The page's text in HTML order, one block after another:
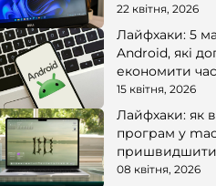
22 квітня, 2026
Лайфхаки: 5
Android, які
економити час
15 квітня, 2026
Лайфхаки: як
програм у
08 квітня, 2026